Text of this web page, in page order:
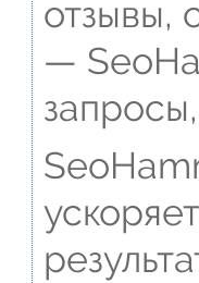
отзывы,
—